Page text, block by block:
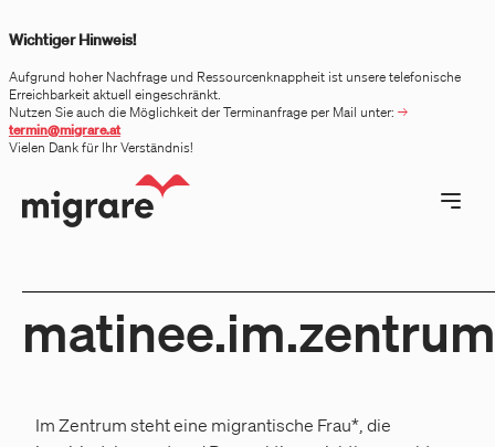
Wichtiger Hinweis!
Aufgrund hoher Nachfrage und Ressourcenknappheit ist unsere telefonische
Erreichbarkeit aktuell eingeschränkt.
Nutzen Sie auch die Möglichkeit der Terminanfrage per Mail unter:
termin@migrare.at
Vielen Dank für Ihr Verständnis!
Open
matinee.im.zentrum
Im Zentrum steht eine migrantische Frau*, die